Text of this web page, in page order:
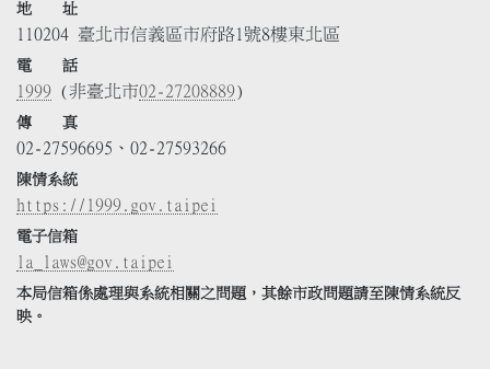
地 址
110204 臺北市信義區市府路1號8樓東北區
電 話
1999 (非臺北市02-27208889)
傳 真
02-27596695、02-27593266
陳情系統
https://1999.gov.taipei
電子信箱
la_laws@gov.taipei
本局信箱係處理與系統相關之問題，其餘市政問題請至陳情系統反
映。